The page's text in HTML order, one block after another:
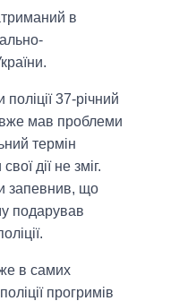
в
37-річний
мав проблеми
термін
дії не зміг.
запевнив, що
подарував
в самих
прогримів